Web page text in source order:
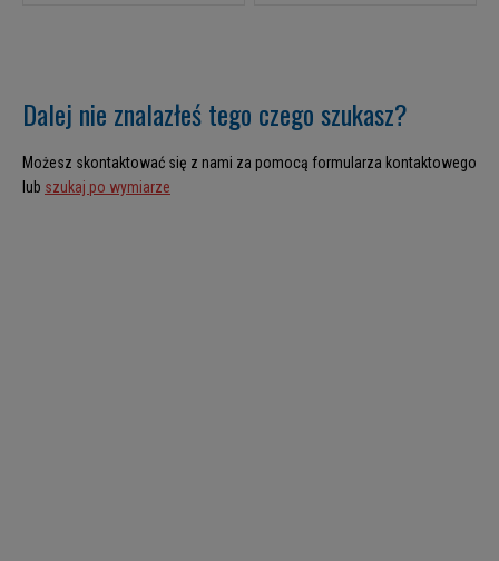
Dalej nie znalazłeś tego czego szukasz?
Możesz skontaktować się z nami za pomocą formularza kontaktowego
lub szukaj po wymiarze